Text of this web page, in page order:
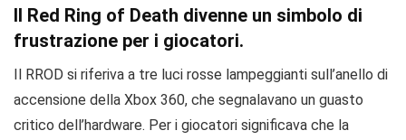
Il Red Ring of Death divenne un simbolo di
frustrazione per i giocatori.
Il RROD si riferiva a tre luci rosse lampeggianti sull’anello di
accensione della Xbox 360, che segnalavano un guasto
critico dell’hardware. Per i giocatori significava che la